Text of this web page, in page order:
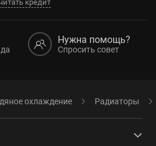
Нужна помощь?
Спросить совет
охлаждение Радиаторы